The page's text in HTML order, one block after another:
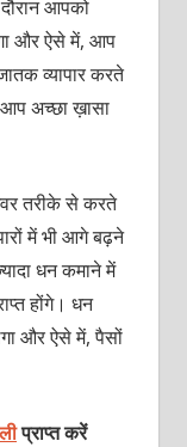
आपको
और ऐसे में, आप
व्यापार करते
अच्छा ख़ासा
तरीके से करते
में भी आगे बढ़ने
धन कमाने में
होंगे। धन
और ऐसे में, पैसों
प्राप्त करें